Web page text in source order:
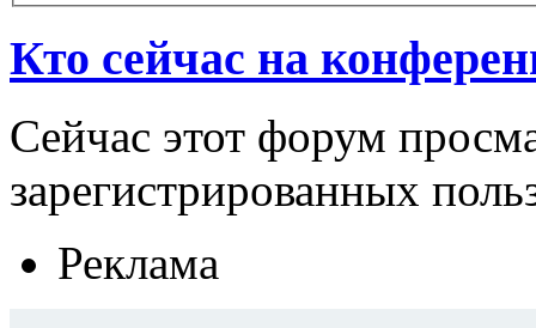
Кто сейчас на
Сейчас этот форум
зарегистрированных
Реклама